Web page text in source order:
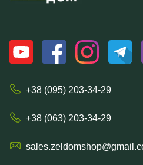
+38 (095) 203-34-29
+38 (063) 203-34-29